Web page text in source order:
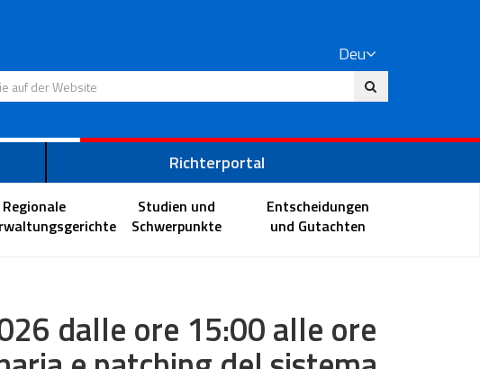
Deu
auf der Website
Richterportal
Regionale
Studien und
Schwerpunkte
Entscheidungen
und Gutachten
dalle ore 15:00 alle ore